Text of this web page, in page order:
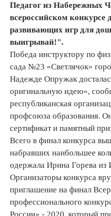
Педагог из Набережных
всероссийском конкурсе
развивающих игр для
выигрывай!".
Победа инструктору по
сада №23 «Светлячок»
Надежде Опружак
оригинальную идею»,
республиканская
профсоюза образования.
сертификат и памятный
Всего в финал конкурса
набравших наибольшее
одержала Ирина Горева из
Организаторы конкурса
приглашение на финал
профессионального